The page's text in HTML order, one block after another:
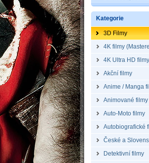
Kategorie
3D Filmy
4K filmy
4K Ultra HD filmy
Akční filmy
Anime / Manga
Animované filmy
Auto-Moto filmy
Autobiografické
České a
Detektivní filmy